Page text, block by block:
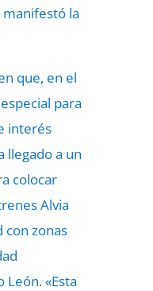
manifestó la
que, en el
para
interés
llegado a un
colocar
Alvia
con zonas
León. «Esta